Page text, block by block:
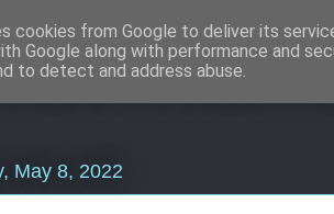
készítés
May 8, 2022
cookies from Google to deliver its
Google along with performance and
to detect and address abuse.